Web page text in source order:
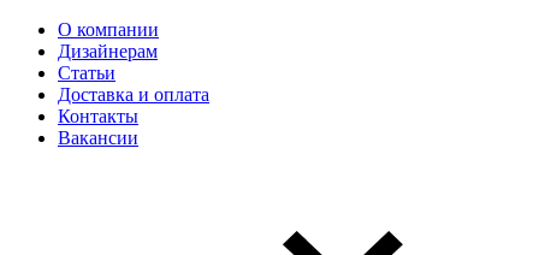
О компании
Дизайнерам
Статьи
Доставка и оплата
Контакты
Вакансии